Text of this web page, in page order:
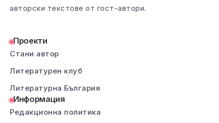
авторски текстове от гост-автори.
Проекти
Стани автор
Литературен клуб
Литературна България
Информация
Редакционна политика